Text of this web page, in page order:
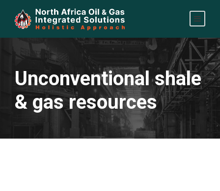
Unconventional shale
& gas resources